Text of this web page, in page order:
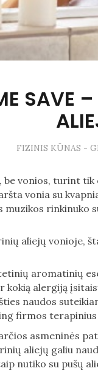
SAVE
FIZINIS KŪNAS -
vonios, turint tik
vonia su
muzikos rinkinuko
aliejų vonioje,
aromatinių
kokią alergiją
naudos
firmos
asmeninės
aliejų galiu
nutiko su pušų